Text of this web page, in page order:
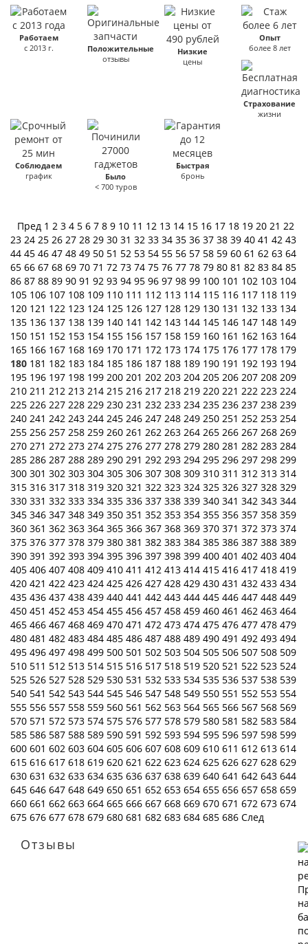
Работаем
с 2013 г.
Положительные
отзывы
Низкие
цены
Опыт
более 8 лет
Страхование
жизни
Соблюдаем
график
Было
< 700 туров
Быстрая
бронь
Пред 1 2 3 4 5 6 7 8 9 10 11 12 13 14 15 16 17 18 19 20 21 22
23 24 25 26 27 28 29 30 31 32 33 34 35 36 37 38 39 40 41 42 43
44 45 46 47 48 49 50 51 52 53 54 55 56 57 58 59 60 61 62 63 64
65 66 67 68 69 70 71 72 73 74 75 76 77 78 79 80 81 82 83 84 85
86 87 88 89 90 91 92 93 94 95 96 97 98 99 100 101 102 103 104
105 106 107 108 109 110 111 112 113 114 115 116 117 118 119
120 121 122 123 124 125 126 127 128 129 130 131 132 133 134
135 136 137 138 139 140 141 142 143 144 145 146 147 148 149
150 151 152 153 154 155 156 157 158 159 160 161 162 163 164
165 166 167 168 169 170 171 172 173 174 175 176 177 178 179
180 181 182 183 184 185 186 187 188 189 190 191 192 193 194
195 196 197 198 199 200 201 202 203 204 205 206 207 208 209
210 211 212 213 214 215 216 217 218 219 220 221 222 223 224
225 226 227 228 229 230 231 232 233 234 235 236 237 238 239
240 241 242 243 244 245 246 247 248 249 250 251 252 253 254
255 256 257 258 259 260 261 262 263 264 265 266 267 268 269
270 271 272 273 274 275 276 277 278 279 280 281 282 283 284
285 286 287 288 289 290 291 292 293 294 295 296 297 298 299
300 301 302 303 304 305 306 307 308 309 310 311 312 313 314
315 316 317 318 319 320 321 322 323 324 325 326 327 328 329
330 331 332 333 334 335 336 337 338 339 340 341 342 343 344
345 346 347 348 349 350 351 352 353 354 355 356 357 358 359
360 361 362 363 364 365 366 367 368 369 370 371 372 373 374
375 376 377 378 379 380 381 382 383 384 385 386 387 388 389
390 391 392 393 394 395 396 397 398 399 400 401 402 403 404
405 406 407 408 409 410 411 412 413 414 415 416 417 418 419
420 421 422 423 424 425 426 427 428 429 430 431 432 433 434
435 436 437 438 439 440 441 442 443 444 445 446 447 448 449
450 451 452 453 454 455 456 457 458 459 460 461 462 463 464
465 466 467 468 469 470 471 472 473 474 475 476 477 478 479
480 481 482 483 484 485 486 487 488 489 490 491 492 493 494
495 496 497 498 499 500 501 502 503 504 505 506 507 508 509
510 511 512 513 514 515 516 517 518 519 520 521 522 523 524
525 526 527 528 529 530 531 532 533 534 535 536 537 538 539
540 541 542 543 544 545 546 547 548 549 550 551 552 553 554
555 556 557 558 559 560 561 562 563 564 565 566 567 568 569
570 571 572 573 574 575 576 577 578 579 580 581 582 583 584
585 586 587 588 589 590 591 592 593 594 595 596 597 598 599
600 601 602 603 604 605 606 607 608 609 610 611 612 613 614
615 616 617 618 619 620 621 622 623 624 625 626 627 628 629
630 631 632 633 634 635 636 637 638 639 640 641 642 643 644
645 646 647 648 649 650 651 652 653 654 655 656 657 658 659
660 661 662 663 664 665 666 667 668 669 670 671 672 673 674
675 676 677 678 679 680 681 682 683 684 685 686 След
Отзывы